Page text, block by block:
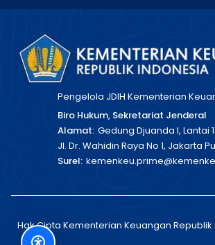
Pengelola JDIH Kementerian
Biro Hukum, Sekretariat Jenderal
Alamat: Gedung Djuanda I, Lantai
Jl. Dr. Wahidin Raya No 1, Jakarta
Surel:
Hak Cipta Kementerian Keuangan